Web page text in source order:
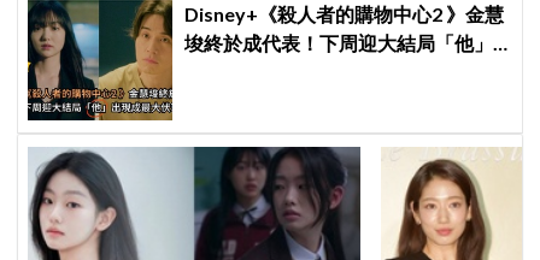
Disney+《殺人者的購物中心2 》金慧
埈終於成代表！下周迎大結局「他」